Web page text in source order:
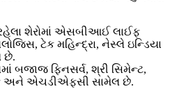
રહેલા શેરોમાં એસબીઆઈ લાઈફ
ટેક મહિન્દ્રા, નેસ્લે ઇન્ડિયા
છે.
બજાજ ફિનસર્વ, શ્રી સિમેન્ટ,
અને એચડીએફસી સામેલ છે.